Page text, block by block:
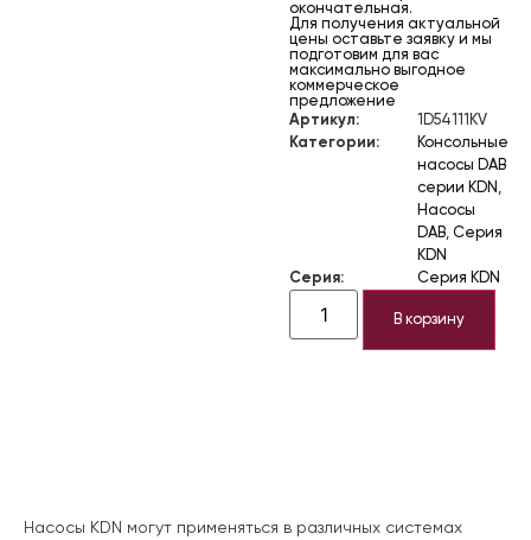
окончательная.
Для получения актуальной
цены оставьте заявку и мы
подготовим для вас
максимально выгодное
коммерческое
предложение
Артикул:
1D54111KV
Категории:
Консольные
насосы DAB
серии KDN ,
Насосы
DAB, Серия
KDN
Серия:
Серия KDN
В корзину
Насосы KDN могут применяться в различных системах